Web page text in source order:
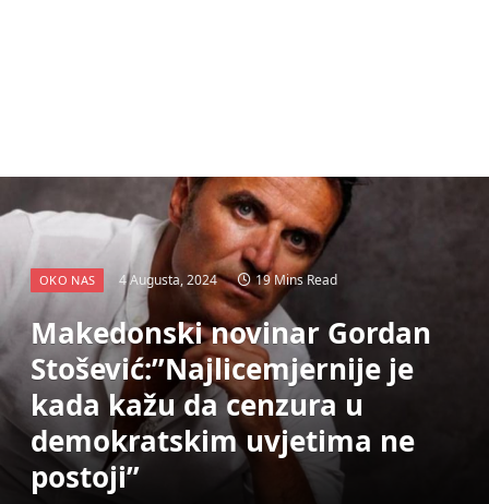
OKO NAS 4 Augusta, 2024 19 Mins Read
Makedonski novinar Gordan
Stošević:”Najlicemjernije je
kada kažu da cenzura u
demokratskim uvjetima ne
postoji”